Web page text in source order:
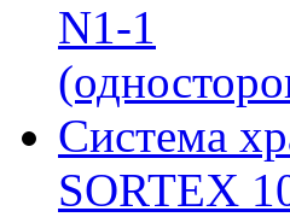
N1-1
Система
SORTEX